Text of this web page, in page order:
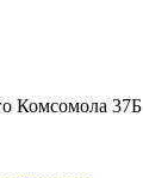
Комсомола 37Б